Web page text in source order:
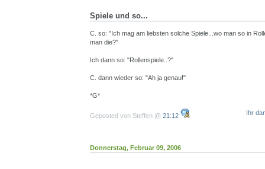
Spiele und so...
C. so: "Ich mag am liebsten solche Spiele...wo man so in
man die?"
Ich dann so: "Rollenspiele..?"
C. dann wieder so: "Ah ja genau!"
*G*
Geposted von Steffen @ 21:12 Ihr
Donnerstag, Februar 09, 2006